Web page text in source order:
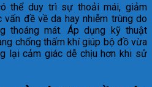
thể duy trì sự thoải mái, giảm
đề về da hay nhiễm trùng do
thoáng mát. Áp dụng kỹ thuật
chống thấm khí giúp bộ đồ vừa
lại cảm giác dễ chịu hơn khi sử